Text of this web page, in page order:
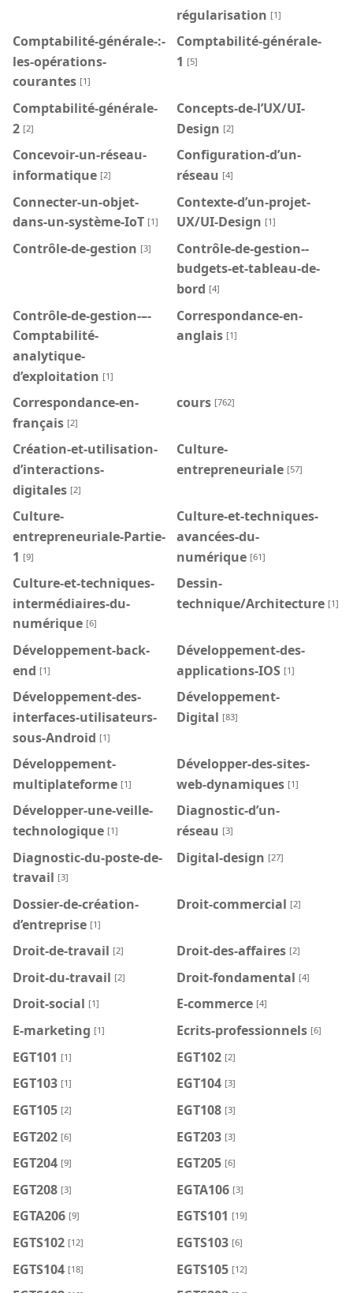
régularisation [1]
Comptabilité-générale-:-
les-opérations-
courantes [1]
Comptabilité-générale-
1 [5]
Comptabilité-générale-
2 [2]
Concepts-de-l’UX/UI-
Design [2]
Concevoir-un-réseau-
informatique [2]
Configuration-d’un-
réseau [4]
Connecter-un-objet-
dans-un-système-IoT [1]
Contexte-d’un-projet-
UX/UI-Design [1]
Contrôle-de-gestion [3]
Contrôle-de-gestion--
budgets-et-tableau-de-
bord [4]
Contrôle-de-gestion-–-
Comptabilité-
analytique-
d’exploitation [1]
Correspondance-en-
anglais [1]
Correspondance-en-
français [2]
cours [762]
Création-et-utilisation-
d’interactions-
digitales [2]
Culture-
entrepreneuriale [57]
Culture-
entrepreneuriale-Partie-
1 [9]
Culture-et-techniques-
avancées-du-
numérique [61]
Culture-et-techniques-
intermédiaires-du-
numérique [6]
Dessin-
technique/Architecture [1]
Développement-back-
end [1]
Développement-des-
applications-IOS [1]
Développement-des-
interfaces-utilisateurs-
sous-Android [1]
Développement-
Digital [83]
Développement-
multiplateforme [1]
Développer-des-sites-
web-dynamiques [1]
Développer-une-veille-
technologique [1]
Diagnostic-d’un-
réseau [3]
Diagnostic-du-poste-de-
travail [3]
Digital-design [27]
Dossier-de-création-
d’entreprise [1]
Droit-commercial [2]
Droit-de-travail [2] Droit-des-affaires [2]
Droit-du-travail [2] Droit-fondamental [4]
Droit-social [1] E-commerce [4]
E-marketing [1] Ecrits-professionnels [6]
EGT101 [1] EGT102 [2]
EGT103 [1] EGT104 [3]
EGT105 [2] EGT108 [3]
EGT202 [6] EGT203 [3]
EGT204 [9] EGT205 [6]
EGT208 [3] EGTA106 [3]
EGTA206 [9] EGTS101 [19]
EGTS102 [12] EGTS103 [6]
EGTS104 [18] EGTS105 [12]